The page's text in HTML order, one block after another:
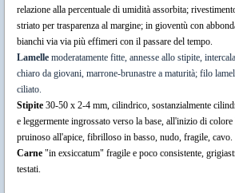
relazione alla percentuale di umidità assorbita;
striato per trasparenza al margine; in gioventù con
bianchi via via più effimeri con il passare del tempo.
Lamelle moderatamente fitte, annesse allo stipite,
chiaro da giovani, marrone-brunastre a maturità; filo
ciliato.
Stipite 30-50 x 2-4 mm, cilindrico, sostanzialmente
e leggermente ingrossato verso la base, all'inizio di
pruinoso all'apice, fibrilloso in basso, nudo, fragile, cavo.
Carne "in exsiccatum" fragile e poco consistente,
testati.